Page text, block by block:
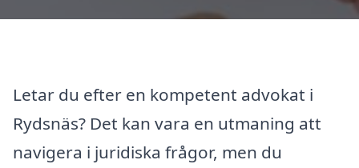
Letar du efter en kompetent advokat i
Rydsnäs? Det kan vara en utmaning att
navigera i juridiska frågor, men du